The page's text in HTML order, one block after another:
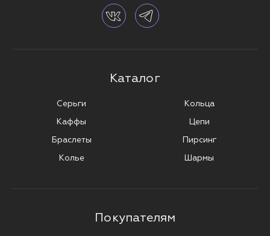
Каталог
Серьги
Каффы
Браслеты
Колье
Кольца
Цепи
Пирсинг
Шармы
Покупателям